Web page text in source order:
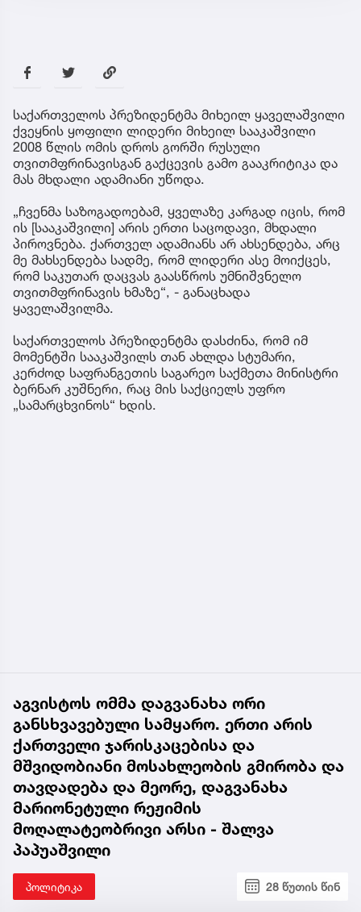
საქართველოს პრეზიდენტმა მიხეილ ყაველაშვილი
ქვეყნის ყოფილი ლიდერი მიხეილ სააკაშვილი
2008 წლის ომის დროს გორში რუსული
თვითმფრინავისგან გაქცევის გამო გააკრიტიკა და
მას მხდალი ადამიანი უწოდა.
„ჩვენმა საზოგადოებამ, ყველაზე კარგად იცის, რომ
ის [სააკაშვილი] არის ერთი საცოდავი, მხდალი
პიროვნება. ქართველ ადამიანს არ ახსენდება, არც
მე მახსენდება სადმე, რომ ლიდერი ასე მოიქცეს,
რომ საკუთარ დაცვას გაასწროს უმნიშვნელო
თვითმფრინავის ხმაზე“, - განაცხადა
ყაველაშვილმა.
საქართველოს პრეზიდენტმა დასძინა, რომ იმ
მომენტში სააკაშვილს თან ახლდა სტუმარი,
კერძოდ საფრანგეთის საგარეო საქმეთა მინისტრი
ბერნარ კუშნერი, რაც მის საქციელს უფრო
„სამარცხვინოს“ ხდის.
აგვისტოს ომმა დაგვანახა ორი
განსხვავებული სამყარო. ერთი არის
ქართველი ჯარისკაცებისა და
მშვიდობიანი მოსახლეობის გმირობა და
თავდადება და მეორე, დაგვანახა
მარიონეტული რეჟიმის
მოღალატეობრივი არსი - შალვა
პაპუაშვილი
პოლიტიკა 28 წუთის წინ